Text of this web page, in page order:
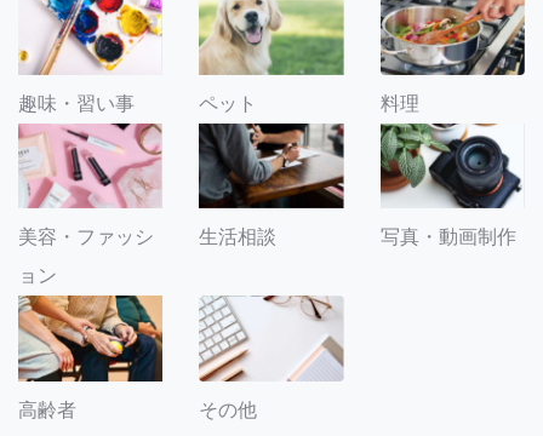
趣味・習い事 ペット 料理
美容・ファッシ
ョン
生活相談 写真・動画制作
高齢者 その他